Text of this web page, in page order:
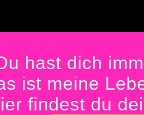
hast dich
ist meine
findest du